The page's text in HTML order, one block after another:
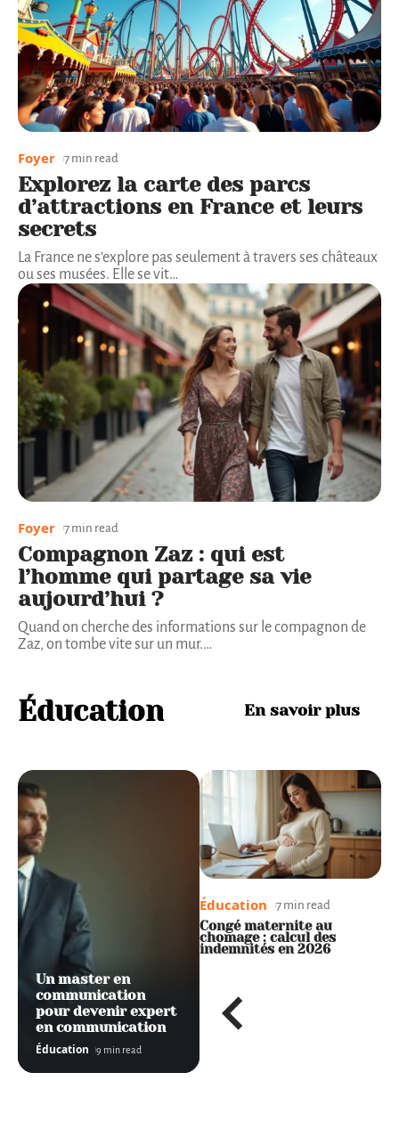
Foyer 7 min read
Explorez la carte des parcs
d’attractions en France et leurs
secrets
La France ne s'explore pas seulement à travers ses châteaux
ou ses musées. Elle se vit…
Foyer 7 min read
Compagnon Zaz : qui est
l’homme qui partage sa vie
aujourd’hui ?
Quand on cherche des informations sur le compagnon de
Zaz, on tombe vite sur un mur.…
Éducation En savoir plus
Un master en
communication
pour devenir expert
en communication
Éducation 9 min read
Éducation 8 min read
Parent isolé définition en
2026, ce qui a évolué pour
vos déclarations
Éducation 7 min read
Congé maternite au
chomage : calcul des
indemnités en 2026